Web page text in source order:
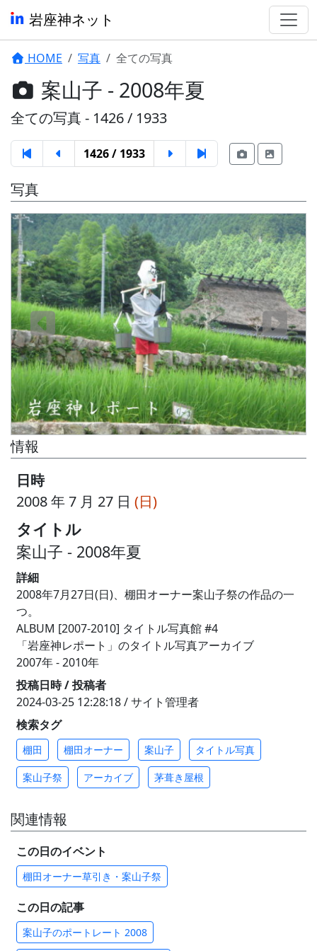
岩座神ネット
HOME 写真 全ての写真
案山子 - 2008年夏
全ての写真 - 1426 / 1933
1426 / 1933
写真
情報
日時
2008 年 7 月 27 日 (日)
タイトル
案山子 - 2008年夏
詳細
2008年7月27日(日)、棚田オーナー案山子祭の作品の一
つ。
ALBUM [2007-2010] タイトル写真館 #4
「岩座神レポート」のタイトル写真アーカイブ
2007年 - 2010年
投稿日時 / 投稿者
2024-03-25 12:28:18 / サイト管理者
検索タグ
棚田 棚田オーナー 案山子 タイトル写真
案山子祭 アーカイブ 茅葺き屋根
関連情報
この日のイベント
棚田オーナー草引き・案山子祭
この日の記事
案山子のポートレート 2008